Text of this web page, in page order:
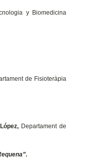
y Biomedicina
de Fisioteràpia
Departament de
.